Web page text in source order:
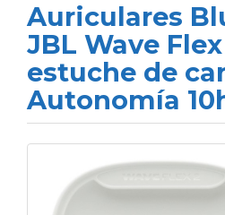
Auriculares
JBL Wave
estuche de
Autonomía